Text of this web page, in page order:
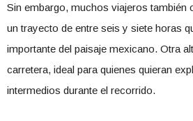
Sin embargo, muchos viajeros también
un trayecto de entre seis y siete horas
importante del paisaje mexicano. Otra
carretera, ideal para quienes quieran
intermedios durante el recorrido.